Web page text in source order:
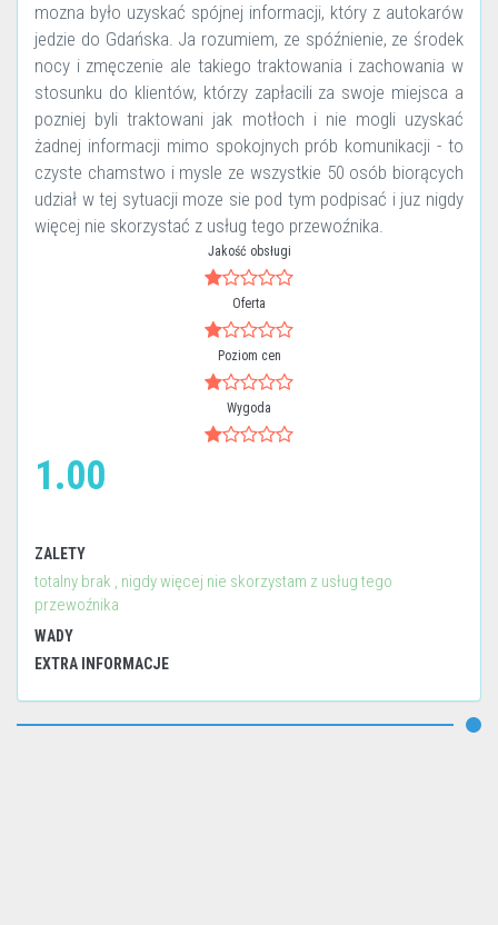
mozna było uzyskać spójnej informacji, który z autokarów
jedzie do Gdańska. Ja rozumiem, ze spóźnienie, ze środek
nocy i zmęczenie ale takiego traktowania i zachowania w
stosunku do klientów, którzy zapłacili za swoje miejsca a
pozniej byli traktowani jak motłoch i nie mogli uzyskać
żadnej informacji mimo spokojnych prób komunikacji - to
czyste chamstwo i mysle ze wszystkie 50 osób biorących
udział w tej sytuacji moze sie pod tym podpisać i juz nigdy
więcej nie skorzystać z usług tego przewoźnika.
Jakość obsługi
Oferta
Poziom cen
Wygoda
1.00
ZALETY
totalny brak , nigdy więcej nie skorzystam z usług tego
przewoźnika
WADY
EXTRA INFORMACJE